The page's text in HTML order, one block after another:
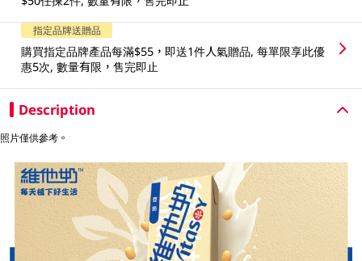
指定品牌送贈品
購買指定品牌產品每滿$55，即送1件人氣贈品, 每單限享此優
惠5次, 數量有限，售完即止
Description
照片僅供參考。